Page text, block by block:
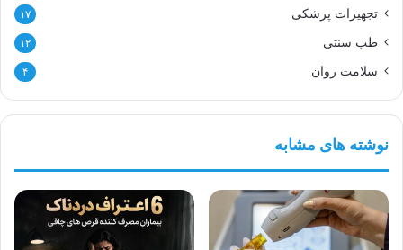
تجهیزات پزشکی ۱۷
طب سنتی ۱۲
سلامت روان ۴
نوشته های مشابه